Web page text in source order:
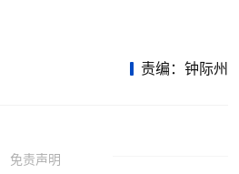
责编：钟际州
免责声明